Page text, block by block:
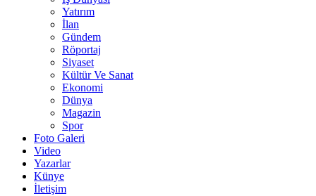
Yatırım
İlan
Gündem
Röportaj
Siyaset
Kültür Ve Sanat
Ekonomi
Dünya
Magazin
Spor
Foto Galeri
Video
Yazarlar
Künye
İletişim